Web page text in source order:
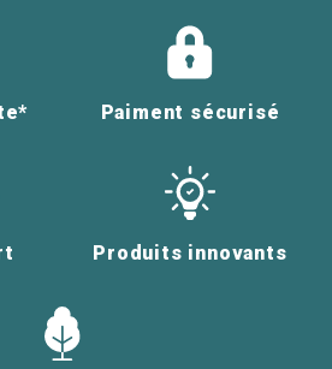
Paiment sécurisé
Produits innovants